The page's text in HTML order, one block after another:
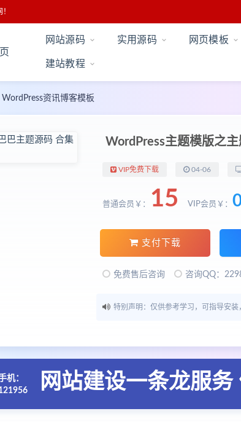
网站源码 实用源码 网页模板
建站教程
WordPress资讯博客模板
WordPress主题模版之
VIP免费下载 04-06
普通会员￥： 15 VIP会员￥：
支付下载
免费售后咨询 咨询QQ：
特别声明：仅供参考学习，可指导安
机：
网站建设一条龙服